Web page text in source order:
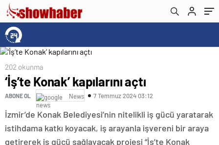
202 okunma
‘İş’te Konak’ kapılarını açtı
ABONE OL News 7 Temmuz 2024 03:12
İzmir’de Konak Belediyesi’nin nitelikli iş gücü yaratarak
istihdama katkı koyacak, iş arayanla işvereni bir araya
getirerek iş gücü sağlayacak projesi “İş’te Konak